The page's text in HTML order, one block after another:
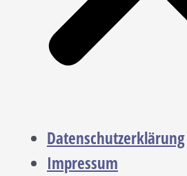
Datenschutzerklärung
Impressum